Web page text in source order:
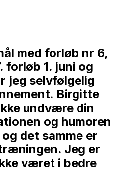
med forløb nr 6,
forløb 1. juni og
jeg selvfølgelig
Birgitte
undvære din
og humoren
det samme er
Jeg er
været i bedre